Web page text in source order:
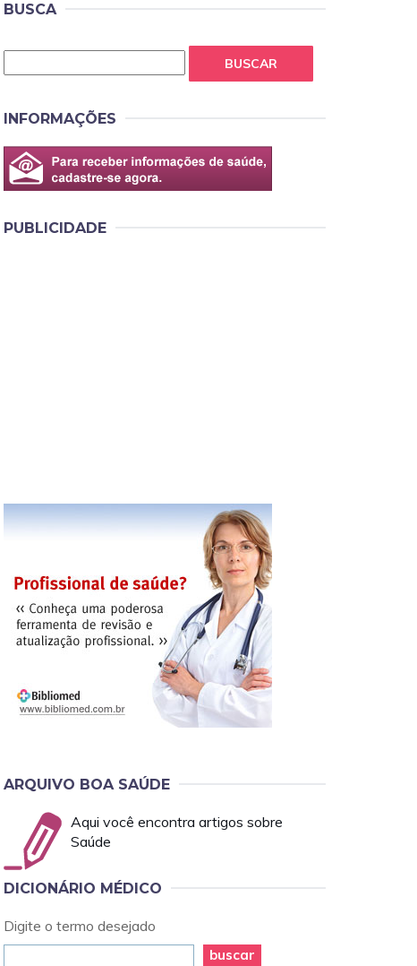
BUSCA
BUSCAR
INFORMAÇÕES
PUBLICIDADE
ARQUIVO BOA SAÚDE
Aqui você encontra artigos sobre
Saúde
DICIONÁRIO MÉDICO
Digite o termo desejado
buscar